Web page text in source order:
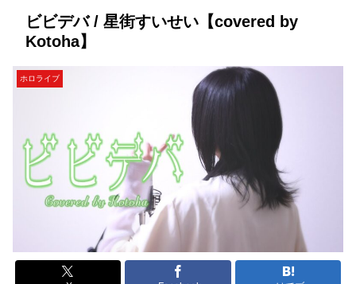
ビビデバ / 星街すいせい【covered by
Kotoha】
ホロライブ